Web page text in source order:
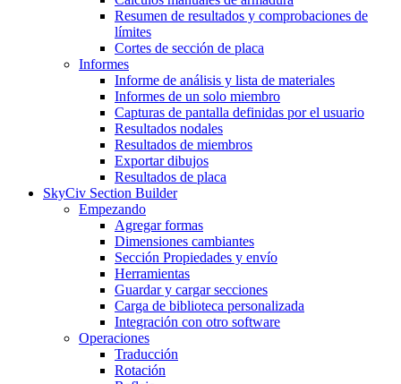
Resumen de resultados y comprobaciones de
límites
Cortes de sección de placa
Informes
Informe de análisis y lista de materiales
Informes de un solo miembro
Capturas de pantalla definidas por el usuario
Resultados nodales
Resultados de miembros
Exportar dibujos
Resultados de placa
SkyCiv Section Builder
Empezando
Agregar formas
Dimensiones cambiantes
Sección Propiedades y envío
Herramientas
Guardar y cargar secciones
Carga de biblioteca personalizada
Integración con otro software
Operaciones
Traducción
Rotación